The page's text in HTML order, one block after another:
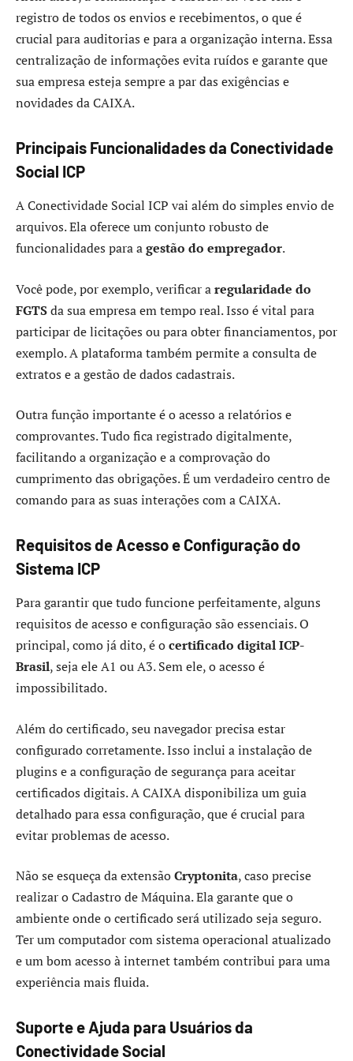
registro de todos os envios e recebimentos, o que é
crucial para auditorias e para a organização interna. Essa
centralização de informações evita ruídos e garante que
sua empresa esteja sempre a par das exigências e
novidades da CAIXA.
Principais Funcionalidades da Conectividade
Social ICP
A Conectividade Social ICP vai além do simples envio de
arquivos. Ela oferece um conjunto robusto de
funcionalidades para agestão do empregador.
Você pode, por exemplo, verificar aregularidade do
FGTSda sua empresa em tempo real. Isso é vital para
participar de licitações ou para obter financiamentos, por
exemplo. A plataforma também permite a consulta de
extratos e a gestão de dados cadastrais.
Outra função importante é o acesso a relatórios e
comprovantes. Tudo fica registrado digitalmente,
facilitando a organização e a comprovação do
cumprimento das obrigações. É um verdadeiro centro de
comando para as suas interações com a CAIXA.
Requisitos de Acesso e Configuração do
Sistema ICP
Para garantir que tudo funcione perfeitamente, alguns
requisitos de acesso e configuração são essenciais. O
principal, como já dito, é ocertificado digital ICP-
Brasil, seja ele A1 ou A3. Sem ele, o acesso é
impossibilitado.
Além do certificado, seu navegador precisa estar
configurado corretamente. Isso inclui a instalação de
plugins e a configuração de segurança para aceitar
certificados digitais. A CAIXA disponibiliza um guia
detalhado para essa configuração, que é crucial para
evitar problemas de acesso.
Não se esqueça da extensãoCryptonita, caso precise
realizar o Cadastro de Máquina. Ela garante que o
ambiente onde o certificado será utilizado seja seguro.
Ter um computador com sistema operacional atualizado
e um bom acesso à internet também contribui para uma
experiência mais fluida.
Suporte e Ajuda para Usuários da
Conectividade Social